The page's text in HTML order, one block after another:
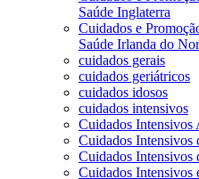
Saúde Inglaterra
Cuidados e
Saúde Irlanda do
cuidados gerais
cuidados geriátricos
cuidados idosos
cuidados intensivos
Cuidados Intensivos
Cuidados Intensivos
Cuidados Intensivos
Cuidados Intensivos